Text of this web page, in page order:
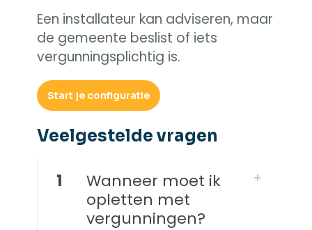
Een installateur kan adviseren, maar
de gemeente beslist of iets
vergunningsplichtig is.
Start je configuratie
Veelgestelde vragen​
1
Wanneer moet ik
opletten met
vergunningen?